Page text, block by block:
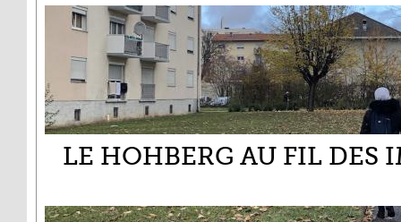
LE HOHBERG AU FIL DES